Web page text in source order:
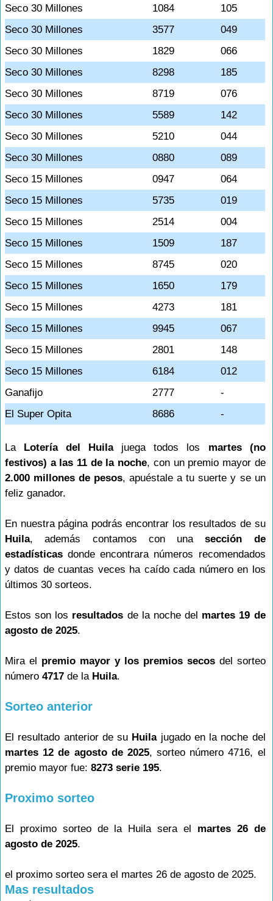
Seco 30 Millones
1084
105
Seco 30 Millones
3577
049
Seco 30 Millones
1829
066
Seco 30 Millones
8298
185
Seco 30 Millones
8719
076
Seco 30 Millones
5589
142
Seco 30 Millones
5210
044
Seco 30 Millones
0880
089
Seco 15 Millones
0947
064
Seco 15 Millones
5735
019
Seco 15 Millones
2514
004
Seco 15 Millones
1509
187
Seco 15 Millones
8745
020
Seco 15 Millones
1650
179
Seco 15 Millones
4273
181
Seco 15 Millones
9945
067
Seco 15 Millones
2801
148
Seco 15 Millones
6184
012
Ganafijo
2777
-
El Super Opita
8686 -
La Lotería del Huilajuega todos los martes (no
festivos) a las 11 de la noche, con un premio mayor de
2.000 millones de pesos, apuéstale a tu suerte y se un
feliz ganador.
En nuestra página podrás encontrar los resultados de su
Huila, además contamos con unasección de
estadísticas donde encontrara números recomendados
y datos de cuantas veces ha caído cada número en los
últimos 30 sorteos.
Estos son los resultados de la noche del martes 19 de
agosto de 2025.
Mira el premio mayor y los premios secosdel sorteo
número 4717 de la Huila.
Sorteo anterior
El resultado anterior de su Huilajugado en la noche del
martes 12 de agosto de 2025, sorteo número 4716, el
premio mayor fue: 8273 serie 195.
Proximo sorteo
El proximo sorteo de la Huila sera el martes 26 de
agosto de 2025.
el proximo sorteo sera el martes 26 de agosto de 2025.
Mas resultados